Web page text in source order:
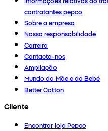
contratantes pepco
Sobre a empresa
Nossa responsabilidade
Carreira
Contacta-nos
Ampliação
Mundo da Mãe e do Bebé
Better Cotton
Cliente
Encontrar loja Pepco